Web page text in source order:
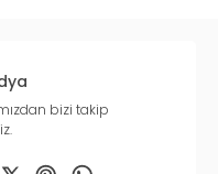
bizi takip